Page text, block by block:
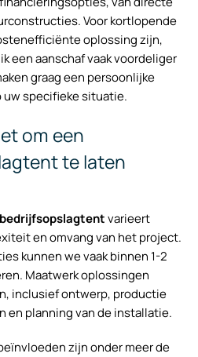
Voor kortlopende
oplossing zijn,
een aanschaf vaak voordeliger
graag een persoonlijke
uw specifieke situatie.
om een
te laten
bedrijfsopslagtentvarieert
en omvang van het project.
kunnen we vaak binnen 1-2
Maatwerk oplossingen
inclusief ontwerp, productie
en planning van de installatie.
zijn onder meer de